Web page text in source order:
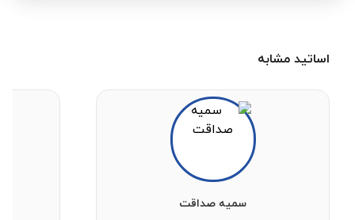
اساتید مشابه
سمیه صداقت